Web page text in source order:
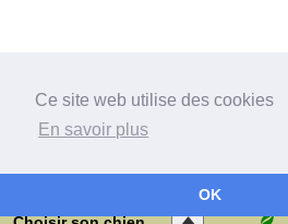
Ce site web utilise des cookies
En savoir plus
OK
Qui sommes-nous ?